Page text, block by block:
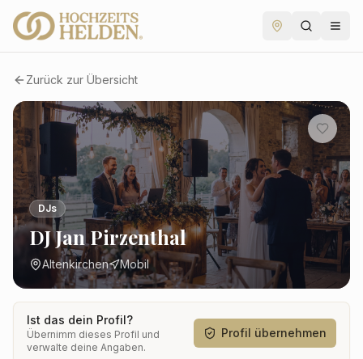
Zurück zur Übersicht
DJs
DJ Jan Pirzenthal
Altenkirchen Mobil
Ist das dein Profil?
Übernimm dieses Profil und
verwalte deine Angaben.
Profil übernehmen